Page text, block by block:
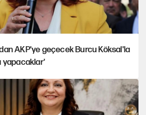
AKP'ye geçecek Burcu Köksal'la
yapacaklar'